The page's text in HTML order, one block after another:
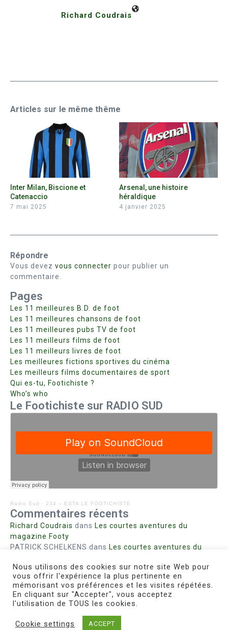
Richard Coudrais
Articles sur le même thême
Inter Milan, Biscione et
Catenaccio
7 mai 2025
Arsenal, une histoire
héraldique
4 janvier 2025
Répondre
Vous devez vous connecter pour publier un
commentaire.
Pages
Les 11 meilleures B.D. de foot
Les 11 meilleures chansons de foot
Les 11 meilleures pubs TV de foot
Les 11 meilleurs films de foot
Les 11 meilleurs livres de foot
Les meilleures fictions sportives du cinéma
Les meilleurs films documentaires de sport
Qui es-tu, Footichiste ?
Who’s who
Le Footichiste sur RADIO SUD
Radio Sud · 234 – ESTA LE FOOTICHISTE
Commentaires récents
Richard Coudrais dans Les courtes aventures du
magazine Footy
PATRICK SCHELKENS dans Les courtes aventures du
Bohn fabiennedans Intrigues sanglantes à Mulhouse
Steph. RUTA dansLust for Nice
MIRMANDdansPieds agiles et champignons
Nous utilisons des cookies sur notre site Web pour
vous offrir l'expérience la plus pertinente en
mémorisant vos préférences et les visites répétées.
En cliquant sur "Accepter", vous acceptez
l'utilisation de TOUS les cookies.
Cookie settings ACCEPT